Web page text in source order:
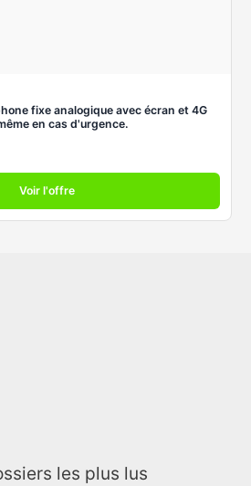
fixe analogique avec écran et 4G
en cas d'urgence.
Voir l'offre
les plus lus